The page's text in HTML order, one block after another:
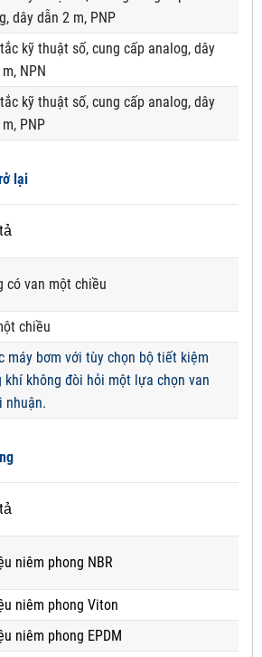
dây dẫn 2 m, PNP
kỹ thuật số, cung cấp analog, dây
NPN
kỹ thuật số, cung cấp analog, dây
PNP
lại
có van một chiều
chiều
máy bơm với tùy chọn bộ tiết kiệm
khí không đòi hỏi một lựa chọn van
nhuận.
niêm phong NBR
niêm phong Viton
niêm phong EPDM